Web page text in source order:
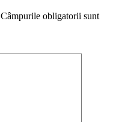
Câmpurile obligatorii sunt